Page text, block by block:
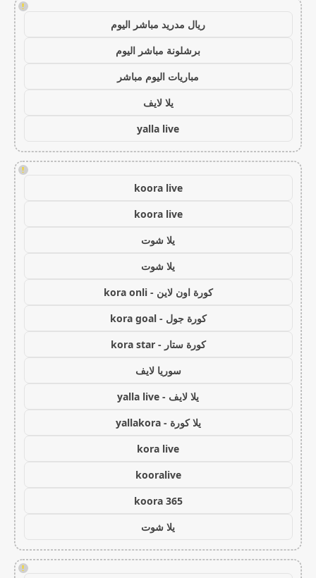
!
ريال مدريد مباشر اليوم
برشلونة مباشر اليوم
مباريات اليوم مباشر
يلا لايف
yalla live
!
koora live
koora live
يلا شوت
يلا شوت
كورة اون لاين - kora onli
كورة جول - kora goal
كورة ستار - kora star
سوريا لايف
يلا لايف - yalla live
يلا كورة - yallakora
kora live
kooralive
koora 365
يلا شوت
!